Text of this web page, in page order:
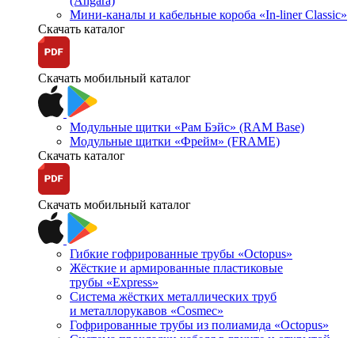
Мини-каналы и кабельные короба «In-liner Classic»
Скачать каталог
Скачать мобильный каталог
Модульные щитки «Рам Бэйс» (RAM Base)
Модульные щитки «Фрейм» (FRAME)
Скачать каталог
Скачать мобильный каталог
Гибкие гофрированные трубы «Octopus»
Жёсткие и армированные пластиковые
трубы «Express»
Система жёстких металлических труб
и металлорукавов «Cosmec»
Гофрированные трубы из полиамида «Octopus»